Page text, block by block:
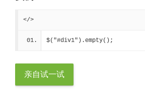
</>
$("#div1").empty();
亲自试一试